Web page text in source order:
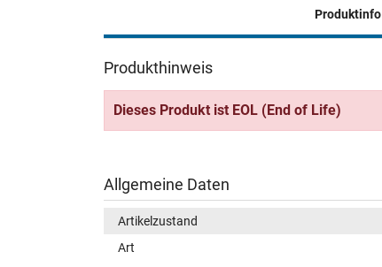
Produktinfo
Produkthinweis
Dieses Produkt ist EOL (End of Life)
Allgemeine Daten
Artikelzustand
Art